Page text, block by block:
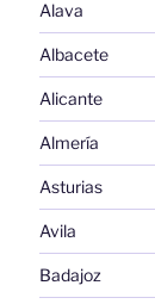
Alava
Albacete
Alicante
Almería
Asturias
Avila
Badajoz